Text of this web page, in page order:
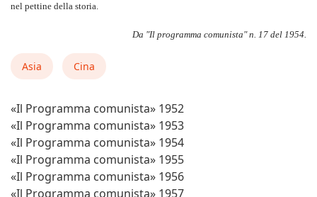
nel pettine del­la storia.
Da "Il programma comunista" n. 17 del 1954.
Asia Cina
«Il Programma comunista» 1952
«Il Programma comunista» 1953
«Il Programma comunista» 1954
«Il Programma comunista» 1955
«Il Programma comunista» 1956
«Il Programma comunista» 1957